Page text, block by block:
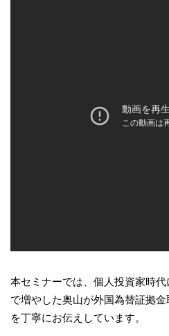
本セミナーでは、個人投資家時
で増やした奥山が外国為替証拠
を丁寧にお伝えしています。